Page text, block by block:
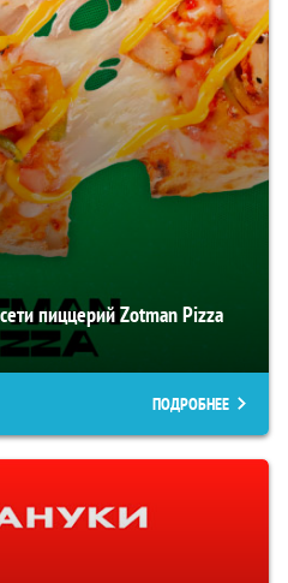
пиццерий Zotman Pizza
ПОДРОБНЕЕ